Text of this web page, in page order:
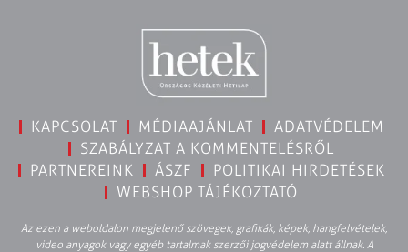
KAPCSOLAT MÉDIAAJÁNLAT
ADATVÉDELEM
SZABÁLYZAT A KOMMENTELÉSRŐL
PARTNEREINK
ÁSZF
POLITIKAI HIRDETÉSEK
WEBSHOP TÁJÉKOZTATÓ
Az ezen a weboldalon megjelenő szövegek, grafikák, képek, hangfelvételek,
video anyagok vagy egyéb tartalmak szerzői jogvédelem alatt állnak. A